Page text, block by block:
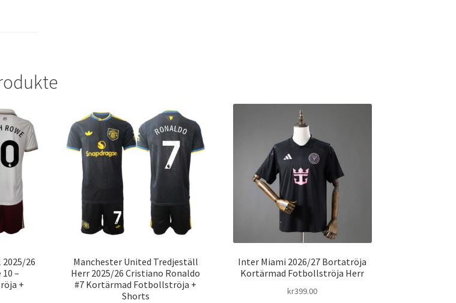
26
–
+
Manchester United Tredjeställ
Herr 2025/26 Cristiano Ronaldo
#7 Kortärmad Fotbollströja +
Shorts
Inter Miami 2026/27 Bortatröja
Kortärmad Fotbollströja Herr
kr399.00